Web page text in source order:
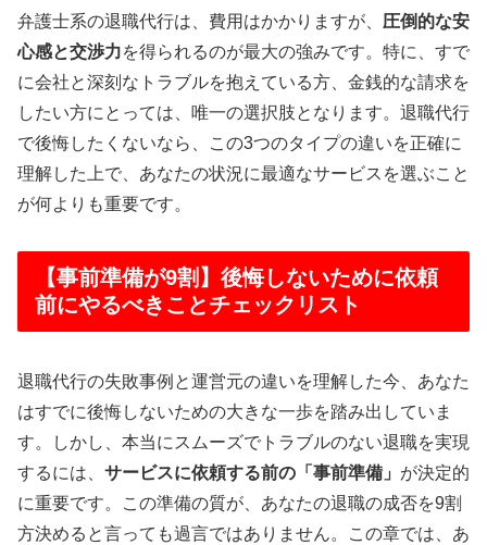
弁護士系の退職代行は、費用はかかりますが、 圧倒的な安
心感と交渉力を得られるのが最大の強みです。特に、すで
に会社と深刻なトラブルを抱えている方、金銭的な請求を
したい方にとっては、唯一の選択肢となります。退職代行
で後悔したくないなら、この3つのタイプの違いを正確に
理解した上で、あなたの状況に最適なサービスを選ぶこと
が何よりも重要です。
【事前準備が9割】後悔しないために依頼
前にやるべきことチェックリスト
退職代行の失敗事例と運営元の違いを理解した今、あなた
はすでに後悔しないための大きな一歩を踏み出していま
す。しかし、本当にスムーズでトラブルのない退職を実現
するには、 サービスに依頼する前の「事前準備」 が決定的
に重要です。この準備の質が、あなたの退職の成否を9割
方決めると言っても過言ではありません。この章では、あ